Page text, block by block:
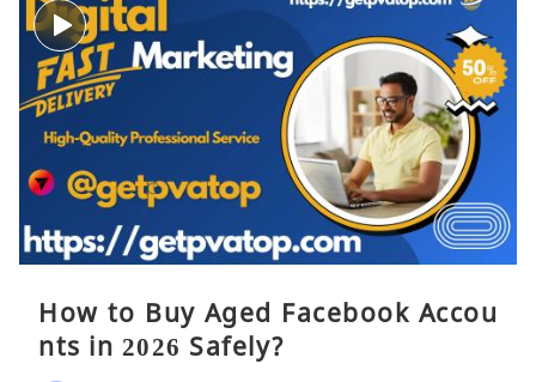
How to Buy Aged Facebook Accou
nts in 2026 Safely?